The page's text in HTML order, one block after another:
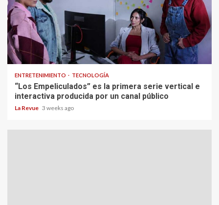
ENTRETENIMIENTO TECNOLOGÍA
“Los Empeliculados” es la primera serie vertical e
interactiva producida por un canal público
La Revue 3 weeks ago